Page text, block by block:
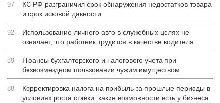
97
КС РФ разграничил срок обнаружения недостатков товара
и срок исковой давности
92
Использование личного авто в служебных целях не
означает, что работник трудится в качестве водителя
89
Нюансы бухгалтерского и налогового учета при
безвозмездном пользовании чужим имуществом
88
Корректировка налога на прибыль за прошлые периоды в
условиях роста ставки: какие возможности есть у бизнеса